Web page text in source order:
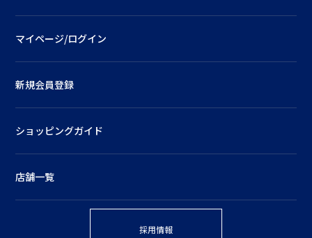
マイページ/ログイン
新規会員登録
ショッピングガイド
店舗一覧
採用情報